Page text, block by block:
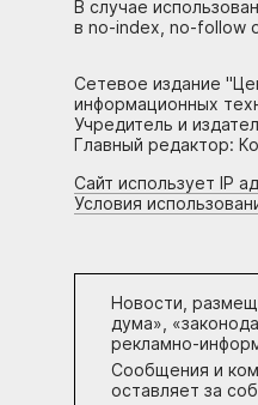
В случае
в no-index, no-follow
Сетевое издание
информационных
Учредитель и
Главный редактор:
Сайт использует IP
Условия
Новости,
дума»,
рекламно-
Сообщения и
оставляет за